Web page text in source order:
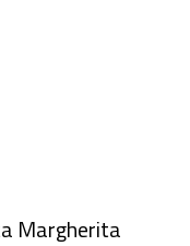
Margherita